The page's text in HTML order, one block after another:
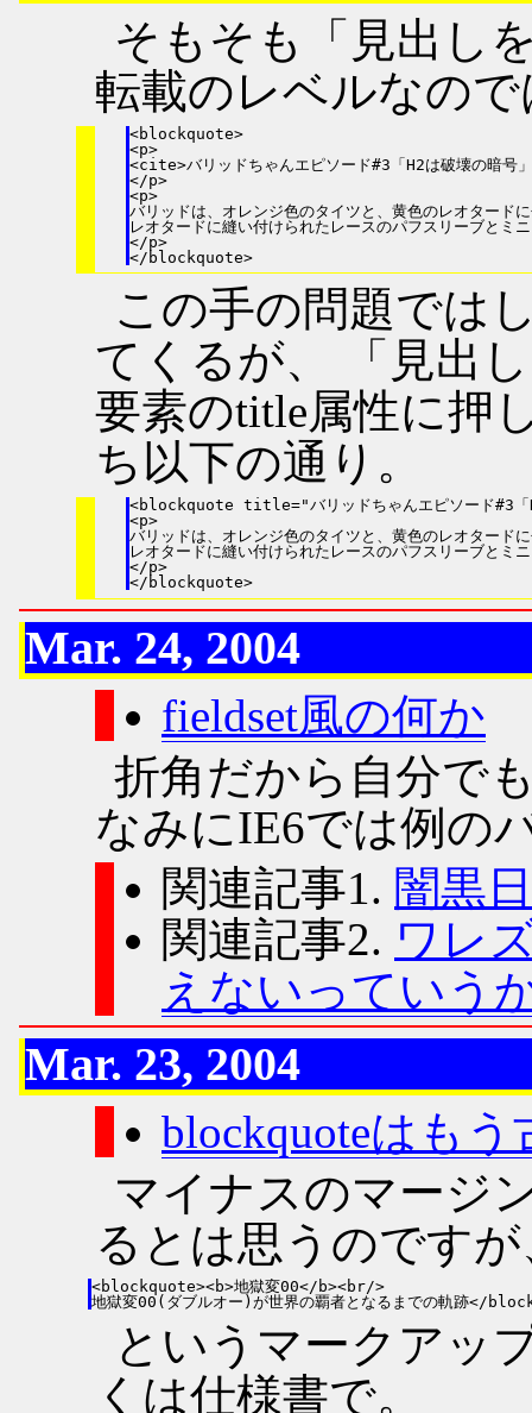
そもそも「見出し
転載のレベルなの
<blockquote>
<p>
<cite>バリッドちゃんエピソード#3「H2は破壊の暗号
</p>
<p>
バリッドは、オレンジ色のタイツと、黄色のレオタード
レオタードに縫い付けられたレースのパフスリーブとミ
</p>
</blockquote>
この手の問題では
てくるが、 「見出
要素のtitle属性に押
ち以下の通り。
<blockquote title="バリッドちゃんエピソード#3「
<p>
バリッドは、オレンジ色のタイツと、黄色のレオタード
レオタードに縫い付けられたレースのパフスリーブとミ
</p>
</blockquote>
Mar. 24, 2004
fieldset風の何か
折角だから自分で
なみにIE6では例の
関連記事1. 闇黒
関連記事2. ワレ
えないっていう
Mar. 23, 2004
blockquoteはもう
マイナスのマージ
るとは思うのですが
<blockquote><b>地獄変00</b><br/>
というマークアッ
くは仕様書で。